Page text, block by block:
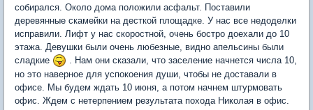
собирался. Около дома положили асфальт. Поставили
деревянные скамейки на десткой площадке. У нас все недоделки
исправили. Лифт у нас скоростной, очень бостро доехали до 10
этажа. Девушки были очень любезные, видно апельсины были
сладкие
. Нам они сказали, что заселение начнется числа 10,
но это наверное для успокоения души, чтобы не доставали в
офисе. Мы будем ждать 10 июня, а потом начнем штурмовать
офис. Ждем с нетерпением результата похода Николая в офис.